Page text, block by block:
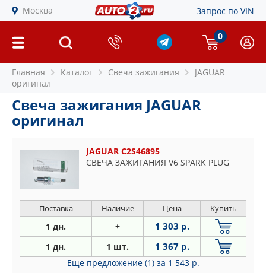
Москва Запрос по VIN
0
Главная Каталог Свеча зажигания
JAGUAR
оригинал
Свеча зажигания JAGUAR
оригинал
JAGUAR C2S46895
СВЕЧА ЗАЖИГАНИЯ V6 SPARK PLUG
Поставка Наличие Цена Купить
1 дн. + 1 303 р.
1 дн. 1 шт. 1 367 р.
Еще предложение (1) за 1 543 р.